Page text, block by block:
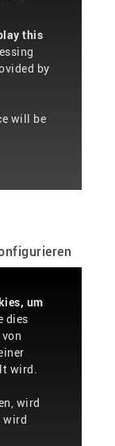
this
by
will be
um
dies
wird.
wird
wird